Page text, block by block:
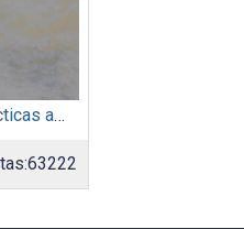
Buenas prácticas ambientales 2015
63222